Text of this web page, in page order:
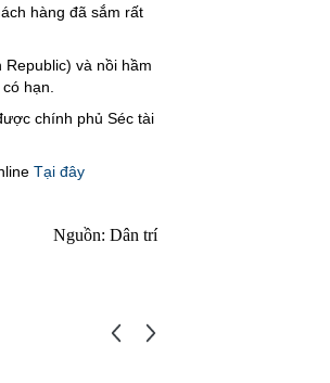
hàng đã sắm rất
và nồi hầm
hạn.
chính phủ Séc tài
Tại đây
Nguồn: Dân trí